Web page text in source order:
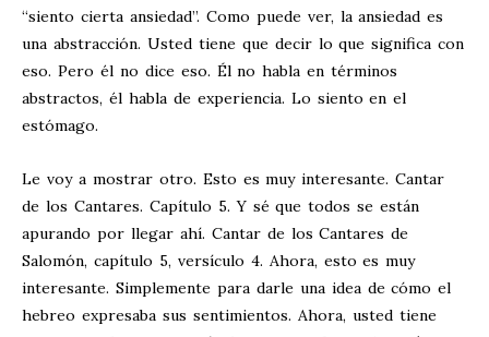
“siento cierta ansiedad”. Como puede ver, la ansiedad es
una abstracción. Usted tiene que decir lo que significa con
eso. Pero él no dice eso. Él no habla en términos
abstractos, él habla de experiencia. Lo siento en el
estómago.
Le voy a mostrar otro. Esto es muy interesante. Cantar
de los Cantares. Capítulo 5. Y sé que todos se están
apurando por llegar ahí. Cantar de los Cantares de
Salomón, capítulo 5, versículo 4. Ahora, esto es muy
interesante. Simplemente para darle una idea de cómo el
hebreo expresaba sus sentimientos. Ahora, usted tiene